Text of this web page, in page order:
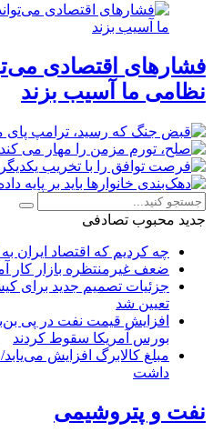
فشارهای اقتصادی
نظامی ما آسیب بزند
جدید محبوب تصادفی
چه کردیم که اقتصاد ایران
ضعف غیرمنتظره بازار کار
جزئیات تصمیم جدید برای
تعیین شد
افزایش قیمت نفت در پی
بورس آمریکا سقوط کردند
مبلغ کالابرگ افزایش
داشت
نفت و پتروشیمی